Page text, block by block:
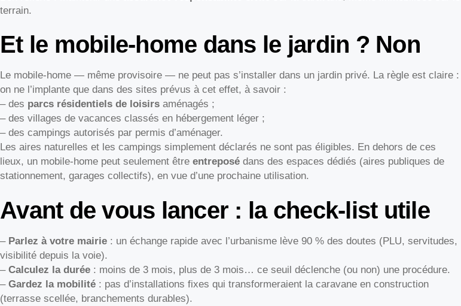
terrain.
Et le mobile-home dans le jardin ? Non
Le mobile-home — même provisoire — ne peut pas s’installer dans un jardin privé. La règle est claire :
on ne l’implante que dans des sites prévus à cet effet, à savoir :
– des parcs résidentiels de loisirs aménagés ;
– des villages de vacances classés en hébergement léger ;
– des campings autorisés par permis d’aménager.
Les aires naturelles et les campings simplement déclarés ne sont pas éligibles. En dehors de ces
lieux, un mobile-home peut seulement être entreposé dans des espaces dédiés (aires publiques de
stationnement, garages collectifs), en vue d’une prochaine utilisation.
Avant de vous lancer : la check-list utile
– Parlez à votre mairie : un échange rapide avec l’urbanisme lève 90 % des doutes (PLU, servitudes,
visibilité depuis la voie).
– Calculez la durée : moins de 3 mois, plus de 3 mois… ce seuil déclenche (ou non) une procédure.
– Gardez la mobilité : pas d’installations fixes qui transformeraient la caravane en construction
(terrasse scellée, branchements durables).